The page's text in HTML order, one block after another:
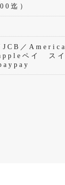
迄）
／
ペイ ス